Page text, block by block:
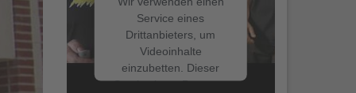
Service eines
Drittanbieters, um
Videoinhalte
einzubetten. Dieser
Service kann Daten zu
Nach dem Mord von Trier:
Patrioten werden aktiv